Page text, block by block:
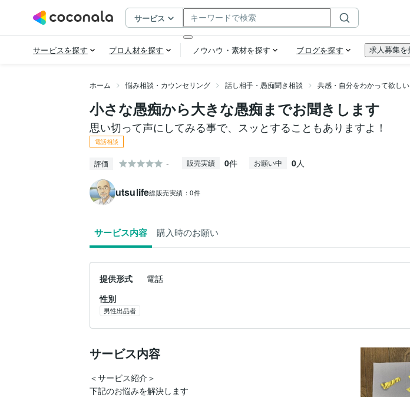
ホーム 悩み相談・カウンセリング 話し相手・愚痴聞き相談 共感・自分をわかって欲しい
小さな愚痴から大きな愚痴までお聞きします
思い切って声にしてみる事で、スッとすることもありますよ！
電話相談
評価 - 販売実績 0件 お願い中 0人
utsulife総販売実績：0件
サービス内容 購入時のお願い
提供形式
電話
性別
男性出品者
サービス内容
＜サービス紹介＞
下記のお悩みを解決します